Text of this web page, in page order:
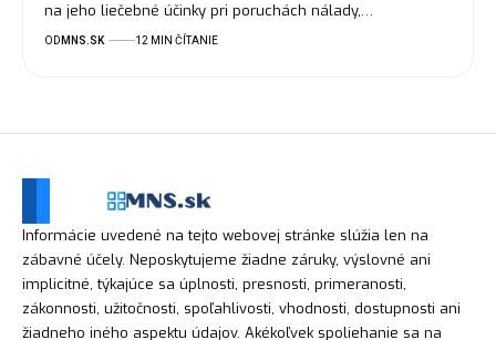
na jeho liečebné účinky pri poruchách nálady,…
OD MNS.SK 12 MIN ČÍTANIE
Informácie uvedené na tejto webovej stránke slúžia len na
zábavné účely. Neposkytujeme žiadne záruky, výslovné ani
implicitné, týkajúce sa úplnosti, presnosti, primeranosti,
zákonnosti, užitočnosti, spoľahlivosti, vhodnosti, dostupnosti ani
žiadneho iného aspektu údajov. Akékoľvek spoliehanie sa na